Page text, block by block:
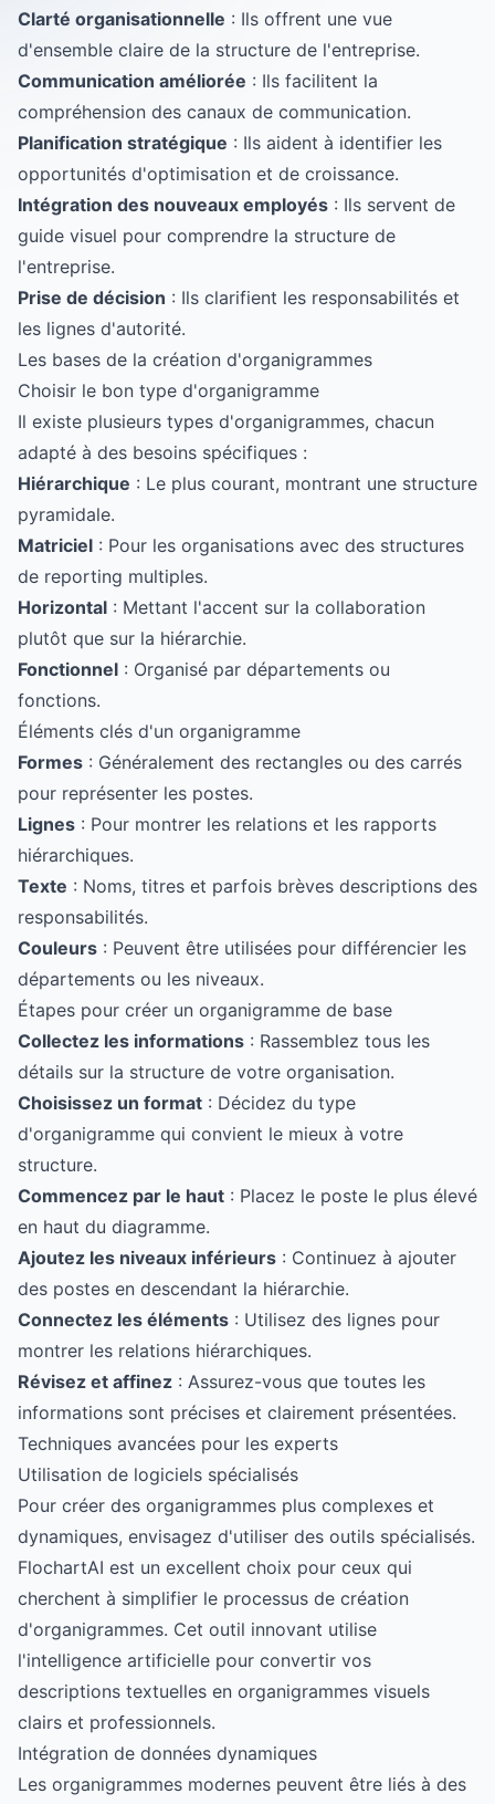
Clarté organisationnelle : Ils offrent une vue
d'ensemble claire de la structure de l'entreprise.
Communication améliorée : Ils facilitent la
compréhension des canaux de communication.
Planification stratégique : Ils aident à identifier les
opportunités d'optimisation et de croissance.
Intégration des nouveaux employés : Ils servent de
guide visuel pour comprendre la structure de
l'entreprise.
Prise de décision : Ils clarifient les responsabilités et
les lignes d'autorité.
Les bases de la création d'organigrammes
Choisir le bon type d'organigramme
Il existe plusieurs types d'organigrammes, chacun
adapté à des besoins spécifiques :
Hiérarchique : Le plus courant, montrant une structure
pyramidale.
Matriciel : Pour les organisations avec des structures
de reporting multiples.
Horizontal : Mettant l'accent sur la collaboration
plutôt que sur la hiérarchie.
Fonctionnel : Organisé par départements ou
fonctions.
Éléments clés d'un organigramme
Formes : Généralement des rectangles ou des carrés
pour représenter les postes.
Lignes : Pour montrer les relations et les rapports
hiérarchiques.
Texte : Noms, titres et parfois brèves descriptions des
responsabilités.
Couleurs : Peuvent être utilisées pour différencier les
départements ou les niveaux.
Étapes pour créer un organigramme de base
Collectez les informations : Rassemblez tous les
détails sur la structure de votre organisation.
Choisissez un format : Décidez du type
d'organigramme qui convient le mieux à votre
structure.
Commencez par le haut : Placez le poste le plus élevé
en haut du diagramme.
Ajoutez les niveaux inférieurs : Continuez à ajouter
des postes en descendant la hiérarchie.
Connectez les éléments : Utilisez des lignes pour
montrer les relations hiérarchiques.
Révisez et affinez : Assurez-vous que toutes les
informations sont précises et clairement présentées.
Techniques avancées pour les experts
Utilisation de logiciels spécialisés
Pour créer des organigrammes plus complexes et
dynamiques, envisagez d'utiliser des outils spécialisés.
FlochartAI est un excellent choix pour ceux qui
cherchent à simplifier le processus de création
d'organigrammes. Cet outil innovant utilise
l'intelligence artificielle pour convertir vos
descriptions textuelles en organigrammes visuels
clairs et professionnels.
Intégration de données dynamiques
Les organigrammes modernes peuvent être liés à des